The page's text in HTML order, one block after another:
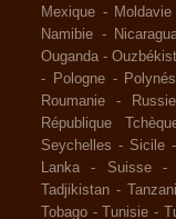
Mexique - Moldavie
Namibie -
Ouganda -
-
Pologne -
Roumanie
- Russie
République
Seychelles - Sicile -
Lanka
- Suisse -
Tadjikistan -
Tobago -Tunisie -